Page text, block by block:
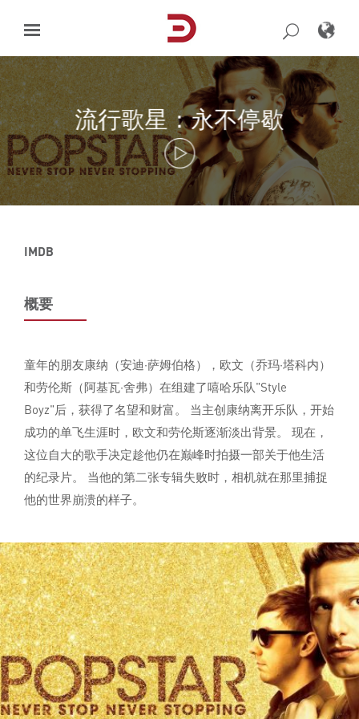
content
流行歌星：永不停歇
IMDB
概要
童年的朋友康纳（安迪·萨姆伯格），欧文（乔玛·塔科内）
和劳伦斯（阿基瓦·舍弗）在组建了嘻哈乐队"Style
Boyz"后，获得了名望和财富。 当主创康纳离开乐队，开始
成功的单飞生涯时，欧文和劳伦斯逐渐淡出背景。 现在，
这位自大的歌手决定趁他仍在巅峰时拍摄一部关于他生活
的纪录片。 当他的第二张专辑失败时，相机就在那里捕捉
他的世界崩溃的样子。